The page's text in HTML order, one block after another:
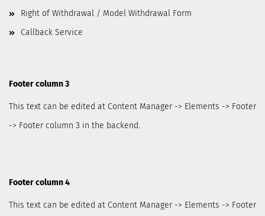
Right of Withdrawal / Model Withdrawal Form
Callback Service
Footer column 3
This text can be edited at Content Manager -> Elements -> Footer
-> Footer column 3 in the backend.
Footer column 4
This text can be edited at Content Manager -> Elements -> Footer